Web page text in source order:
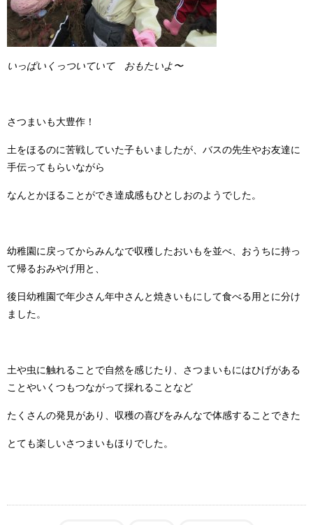
いっぱいくっついていて おもたいよ〜
さつまいも大豊作！
土をほるのに苦戦していた子もいましたが、バスの先生やお友達に
手伝ってもらいながら
なんとかほることができ達成感もひとしおのようでした。
幼稚園に戻ってからみんなで収穫したおいもを並べ、おうちに持っ
て帰るおみやげ用と、
後日幼稚園で年少さん年中さんと焼きいもにして食べる用とに分け
ました。
土や虫に触れることで自然を感じたり、さつまいもにはひげがある
ことやいくつもつながって採れることなど
たくさんの発見があり、収穫の喜びをみんなで体感することできた
とても楽しいさつまいもほりでした。